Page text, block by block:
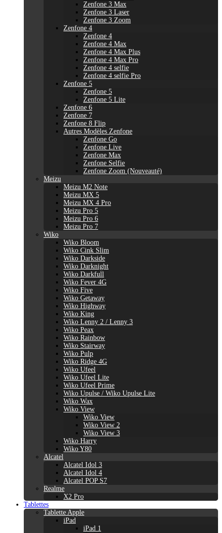
Zenfone 3 Max
Zenfone 3 Laser
Zenfone 3 Zoom
Zenfone 4
Zenfone 4
Zenfone 4 Max
Zenfone 4 Max Plus
Zenfone 4 Max Pro
Zenfone 4 selfie
Zenfone 4 selfie Pro
Zenfone 5
Zenfone 5
Zenfone 5 Lite
Zenfone 6
Zenfone 7
Zenfone 8 Flip
Autres Modèles Zenfone
Zenfone Go
Zenfone Live
Zenfone Max
Zenfone Selfie
Zenfone Zoom (Nouveauté)
Meizu
Meizu M2 Note
Meizu MX 5
Meizu MX 4 Pro
Meizu Pro 5
Meizu Pro 6
Meizu Pro 7
Wiko
Wiko Bloom
Wiko Cink Slim
Wiko Darkside
Wiko Darknight
Wiko Darkfull
Wiko Fever 4G
Wiko Five
Wiko Getaway
Wiko Highway
Wiko King
Wiko Lenny 2 / Lenny 3
Wiko Peax
Wiko Rainbow
Wiko Stairway
Wiko Pulp
Wiko Ridge 4G
Wiko Ufeel
Wiko Ufeel Lite
Wiko Ufeel Prime
Wiko Upulse / Wiko Upulse Lite
Wiko Wax
Wiko View
Wiko View
Wiko View 2
Wiko View 3
Wiko Harry
Wiko Y80
Alcatel
Alcatel Idol 3
Alcatel Idol 4
Alcatel POP S7
Realme
X2 Pro
Tablettes
Tablette Apple
iPad
iPad 1